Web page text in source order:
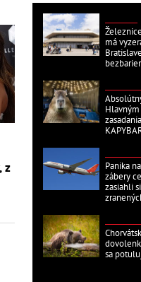
z
má
Panika
zábery
zasiahli
sa